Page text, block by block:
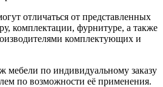
отличаться от представленных
комплектации, фурнитуре, а также
комплектующих и
мебели по индивидуальному заказу
по возможности её применения.